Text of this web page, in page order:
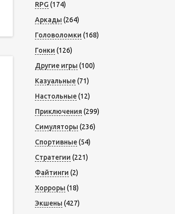
RPG (174)
Аркады (264)
Головоломки (168)
Гонки (126)
Другие игры (100)
Казуальные(71)
Настольные(12)
Приключения (299)
Симуляторы (236)
Спортивные(54)
Стратегии (221)
Файтинги (2)
Хорроры (18)
Экшены (427)